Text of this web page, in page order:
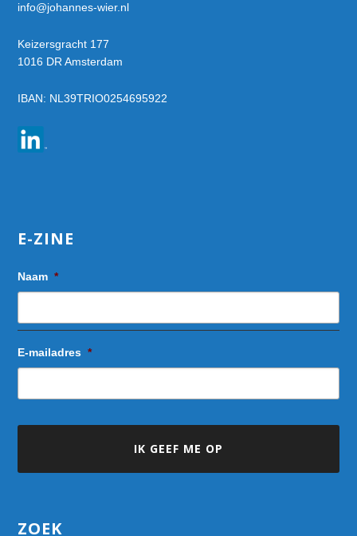
info@johannes-wier.nl
Keizersgracht 177
1016 DR Amsterdam
IBAN: NL39TRIO0254695922
E-ZINE
Naam *
E-mailadres *
ZOEK